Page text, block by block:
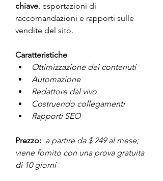
chiave , esportazioni di
raccomandazioni e rapporti sulle
vendite del sito.
Caratteristiche
Ottimizzazione dei contenuti
Automazione
Redattore dal vivo
Costruendo collegamenti
Rapporti SEO
Prezzo: a partire da $ 249 al mese;
viene fornito con una prova gratuita
di 10 giorni